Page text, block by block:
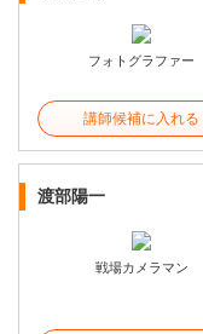
フォトグラファー
講師候補に入れる
渡部陽一
戦場カメラマン